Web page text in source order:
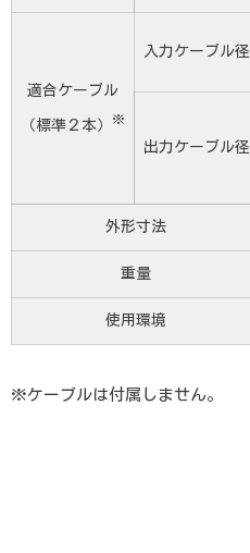
適合ケーブル
（標準２本）
※
入力ケーブル径
出力ケーブル径
外形寸法
重量
使用環境
※ケーブルは付属しません。